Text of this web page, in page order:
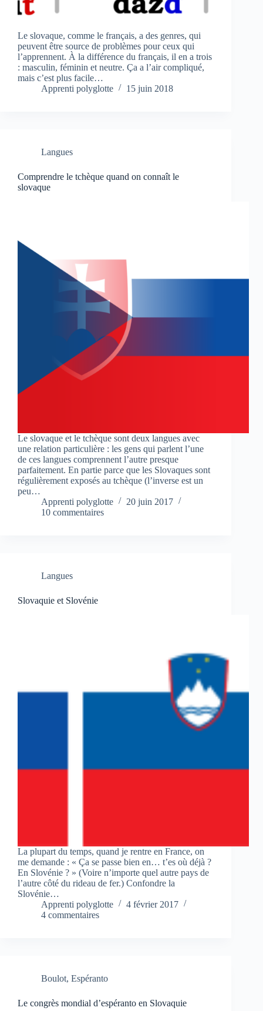
Le slovaque, comme le français, a des genres, qui
peuvent être source de problèmes pour ceux qui
l’apprennent. À la différence du français, il en a trois
: masculin, féminin et neutre. Ça a l’air compliqué,
mais c’est plus facile…
Apprenti polyglotte
15 juin 2018
Langues
Comprendre le tchèque quand on connaît le
slovaque
Le slovaque et le tchèque sont deux langues avec
une relation particulière : les gens qui parlent l’une
de ces langues comprennent l’autre presque
parfaitement. En partie parce que les Slovaques sont
régulièrement exposés au tchèque (l’inverse est un
peu…
Apprenti polyglotte
20 juin 2017
10 commentaires
Langues
Slovaquie et Slovénie
La plupart du temps, quand je rentre en France, on
me demande : « Ça se passe bien en… t’es où déjà ?
En Slovénie ? » (Voire n’importe quel autre pays de
l’autre côté du rideau de fer.) Confondre la
Slovénie…
Apprenti polyglotte
4 février 2017
4 commentaires
Boulot, Espéranto
Le congrès mondial d’espéranto en Slovaquie